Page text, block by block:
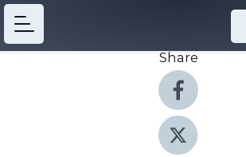
Share